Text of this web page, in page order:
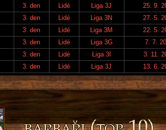
3. den Lidé Liga 3J 25. 9.
3. den Lidé Liga 3N 27. 5.
3. den Lidé Liga 3M 22. 5.
3. den Lidé Liga 3G 7. 7.
3. den Lidé Liga 3I 3. 11.
3. den Lidé Liga 3J 13. 6.